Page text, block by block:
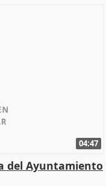
04:47
del Ayuntamiento